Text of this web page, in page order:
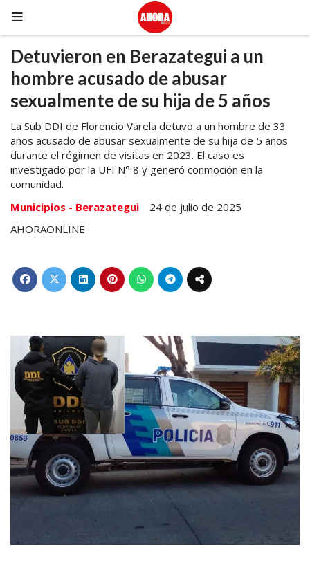
Detuvieron en Berazategui a un
hombre acusado de abusar
sexualmente de su hija de 5 años
La Sub DDI de Florencio Varela detuvo a un hombre de 33
años acusado de abusar sexualmente de su hija de 5 años
durante el régimen de visitas en 2023. El caso es
investigado por la UFI N° 8 y generó conmoción en la
comunidad.
Municipios - Berazategui
24 de julio de 2025
AHORAONLINE